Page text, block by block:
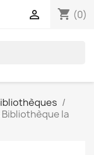
shopping_cart (0)

la